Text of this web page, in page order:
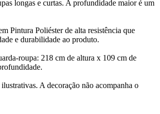
longas e curtas. A profundidade maior é um
Pintura Poliéster de alta resistência que
e durabilidade ao produto.
roupa: 218 cm de altura x 109 cm de
A decoração não acompanha o